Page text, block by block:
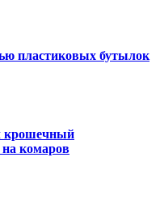
пластиковых бутылок
крошечный
на комаров